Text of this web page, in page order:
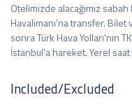
Otelimizde alacağımız
Havalimanı'na transfer.
sonra Türk Hava Yolları'nın
İstanbul'a hareket. Yerel
Included/Excluded